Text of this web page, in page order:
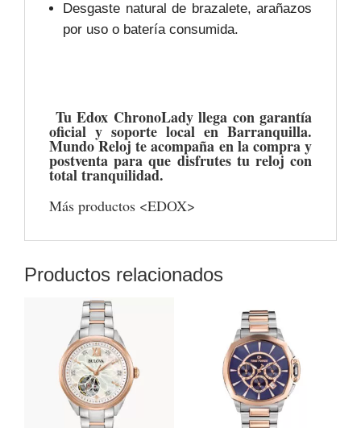
Desgaste natural de brazalete, arañazos
por uso o batería consumida.
Tu Edox ChronoLady llega con garantía
oficial y soporte local en Barranquilla.
Mundo Reloj te acompaña en la compra y
postventa para que disfrutes tu reloj con
total tranquilidad.
Más productos <EDOX>
Productos relacionados